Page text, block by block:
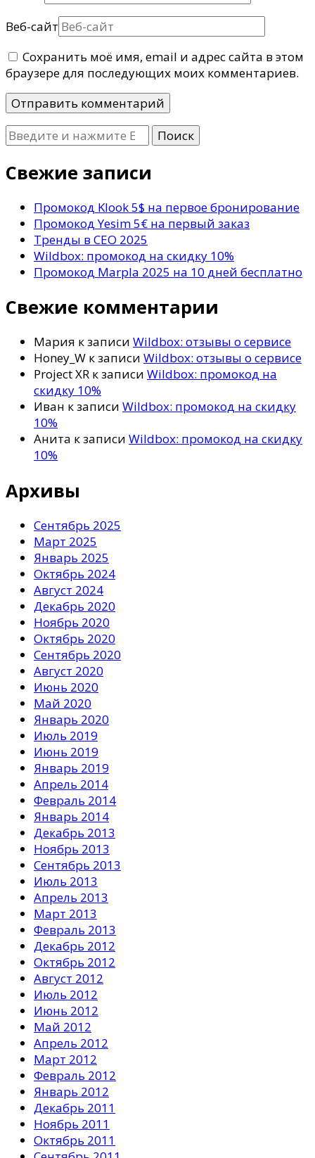
Веб-сайт
Сохранить моё имя, email и адрес сайта в этом
браузере для последующих моих комментариев.
Ищите
что-
то?
Свежие записи
Промокод Klook 5$ на первое бронирование
Промокод Yesim 5€ на первый заказ
Тренды в СЕО 2025
Wildbox: промокод на скидку 10%
Промокод Marpla 2025 на 10 дней бесплатно
Свежие комментарии
Мария к записи Wildbox: отзывы о сервисе
Honey_W к записи Wildbox: отзывы о сервисе
Project XR к записи Wildbox: промокод на
скидку 10%
Иван к записи Wildbox: промокод на скидку
10%
Анита к записи Wildbox: промокод на скидку
10%
Архивы
Сентябрь 2025
Март 2025
Январь 2025
Октябрь 2024
Август 2024
Декабрь 2020
Ноябрь 2020
Октябрь 2020
Сентябрь 2020
Август 2020
Июнь 2020
Май 2020
Январь 2020
Июль 2019
Июнь 2019
Январь 2019
Апрель 2014
Февраль 2014
Январь 2014
Декабрь 2013
Ноябрь 2013
Сентябрь 2013
Июль 2013
Апрель 2013
Март 2013
Февраль 2013
Декабрь 2012
Октябрь 2012
Август 2012
Июль 2012
Июнь 2012
Май 2012
Апрель 2012
Март 2012
Февраль 2012
Январь 2012
Декабрь 2011
Ноябрь 2011
Октябрь 2011